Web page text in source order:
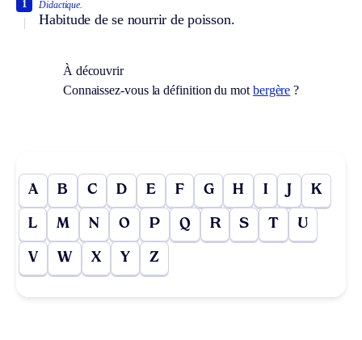
Didactique.
Habitude de se nourrir de poisson.
1
À découvrir
Connaissez-vous la définition du mot bergère ?
A B C D E F G H I J K
L M N O P Q R S T U
V W X Y Z